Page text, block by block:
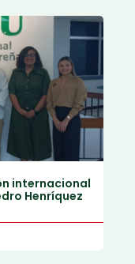
internacional
Henríquez